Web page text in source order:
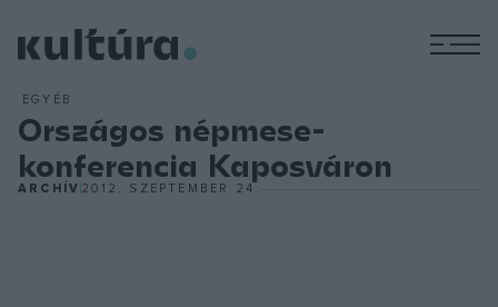
EGYÉB
Országos népmese-
konferencia Kaposváron
ARCHÍV2012. SZEPTEMBER 24.